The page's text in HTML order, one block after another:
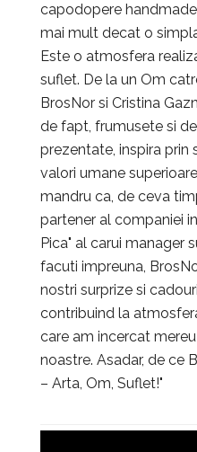
capodopere
mai mult decat o
Este o atmosfera
suflet. De la un Om
BrosNor si Cristina
de fapt, frumusete si
prezentate, inspira prin
valori umane
mandru ca, de ceva
partener al companiei
Pica" al carui manager
facuti impreuna,
nostri surprize si
contribuind la
care am incercat
noastre. Asadar, de ce
– Arta, Om, Suflet!"